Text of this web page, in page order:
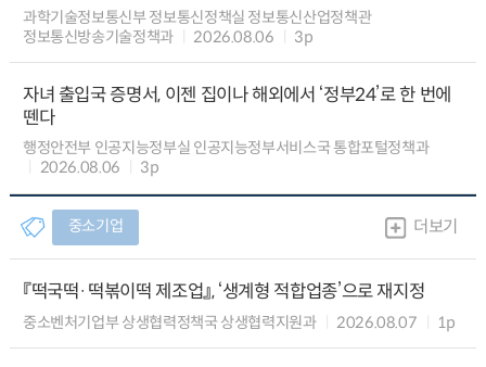
과학기술정보통신부 정보통신정책실 정보통신산업정책관
정보통신방송기술정책과
2026.08.06 3p
자녀 출입국 증명서, 이젠 집이나 해외에서 ‘정부24’로 한 번에
뗀다
행정안전부 인공지능정부실 인공지능정부서비스국 통합포털정책과
2026.08.06
3p
중소기업 더보기
『떡국떡·떡볶이떡 제조업』, ‘생계형 적합업종’으로 재지정
중소벤처기업부 상생협력정책국 상생협력지원과 2026.08.07 1p